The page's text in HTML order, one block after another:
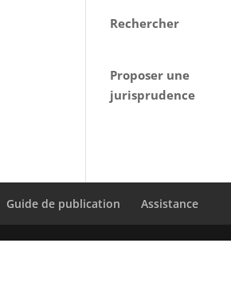
Rechercher
Proposer une
jurisprudence
Guide de publication Assistance